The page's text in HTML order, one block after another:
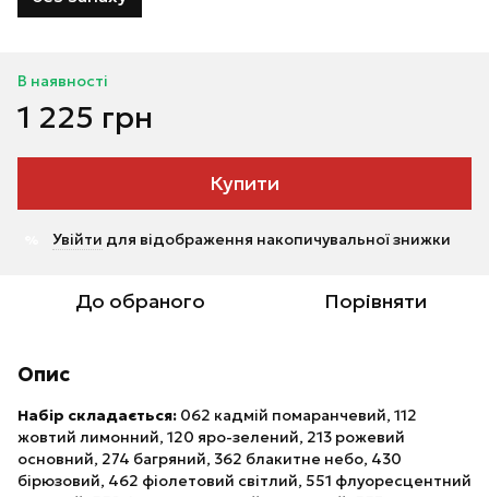
В наявності
1 225 грн
Купити
Увійти для відображення накопичувальної знижки
До обраного Порівняти
Опис
Набір складається: 062 кадмій помаранчевий, 112
жовтий лимонний, 120 яро-зелений, 213 рожевий
основний, 274 багряний, 362 блакитне небо, 430
бірюзовий, 462 фіолетовий світлий, 551 флуоресцентний